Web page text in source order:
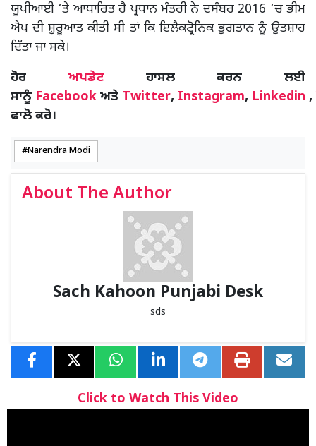
ਯੂਪੀਆਈ ‘ਤੇ ਆਧਾਰਿਤ ਹੈ ਪ੍ਰਧਾਨ ਮੰਤਰੀ ਨੇ ਦਸੰਬਰ 2016 ‘ਚ ਭੀਮ
ਐਪ ਦੀ ਸ਼ੁਰੂਆਤ ਕੀਤੀ ਸੀ ਤਾਂ ਕਿ ਇਲੈਕਟ੍ਰੋਨਿਕ ਭੁਗਤਾਨ ਨੂੰ ਉਤਸ਼ਾਹ
ਦਿੱਤਾ ਜਾ ਸਕੇ।
ਹੋਰ ਅਪਡੇਟਹਾਸਲ ਕਰਨ ਲਈ
ਸਾਨੂੰ Facebook ਅਤੇ Twitter, Instagram, Linkedin ,
ਫਾਲੋ ਕਰੋ।
Narendra Modi
About The Author
Sach Kahoon Punjabi Desk
sds
Click to Watch This Video